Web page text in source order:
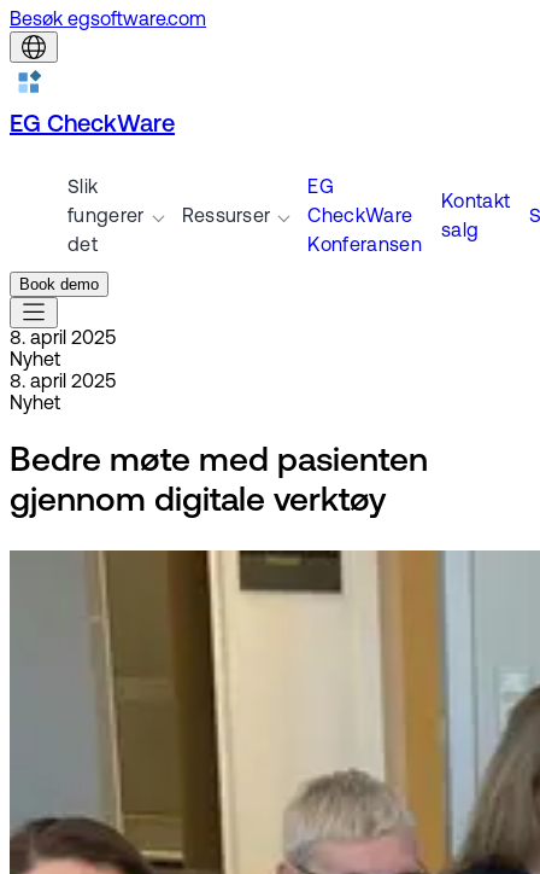
Besøk egsoftware.com
EG CheckWare
Slik
fungerer
det
Ressurser
EG
CheckWare
Konferansen
Kontakt
salg
Book demo
8. april 2025
Nyhet
8. april 2025
Nyhet
Bedre møte med pasienten
gjennom digitale verktøy